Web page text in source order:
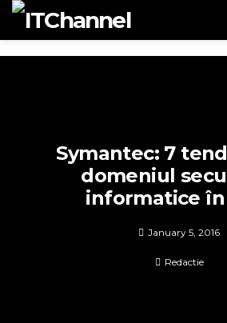
Symantec: 7
domeniul
informatice în
January 5, 2016
Redactie